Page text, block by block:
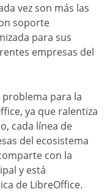
vez son más las
soporte
para sus
empresas del
para la
ya que ralentiza
cada línea de
del ecosistema
con la
y está
de LibreOffice.